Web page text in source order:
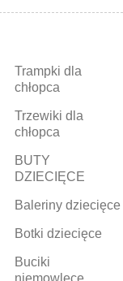
Trampki dla
chłopca
Trzewiki dla
chłopca
BUTY
DZIECIĘCE
Baleriny dziecięce
Botki dziecięce
Buciki
niemowlęce